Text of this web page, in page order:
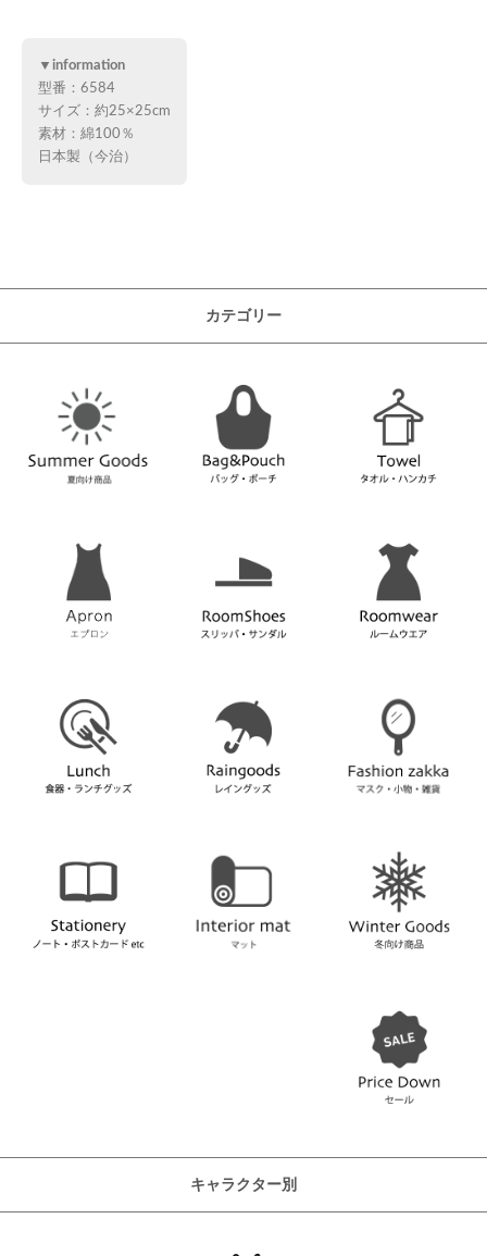
▼information
型番：6584
サイズ：約25×25cm
素材：綿100％
日本製（今治）
カテゴリー
キャラクター別